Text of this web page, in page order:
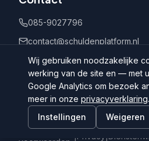
085-9027796
contact@schuldenplatform.nl
Postbus 802, 7400 AV
©
Algemene
|Privacy |
Wij gebruiken noodzakelijke
werking van de site en — met
Google Analytics om bezoek
meer in onze privacyverklaring.
Instellingen
Weigeren